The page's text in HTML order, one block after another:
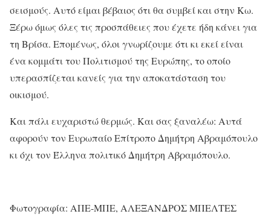
σεισμούς. Αυτό είμαι βέβαιος ότι θα συμβεί και στην Κω.
Ξέρω όμως όλες τις προσπάθειες που έχετε ήδη κάνει για
τη Βρίσα. Επομένως, όλοι γνωρίζουμε ότι κι εκεί είναι
ένα κομμάτι του Πολιτισμού της Ευρώπης, το οποίο
υπερασπίζεται κανείς για την αποκατάσταση του
οικισμού.
Και πάλι ευχαριστώ θερμώς. Και σας ξαναλέω: Αυτά
αφορούν τον Ευρωπαίο Επίτροπο Δημήτρη Αβραμόπουλο
κι όχι τον Έλληνα πολιτικό Δημήτρη Αβραμόπουλο.
Φωτογραφία: ΑΠΕ-ΜΠΕ, ΑΛΕΞΑΝΔΡΟΣ ΜΠΕΛΤΕΣ